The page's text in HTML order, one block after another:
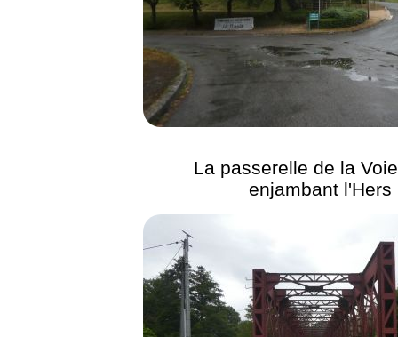
La passerelle de la
enjambant l'Hers